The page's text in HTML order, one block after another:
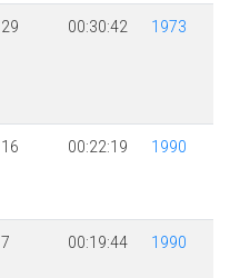
29 00:30:42 1973
16 00:22:19 1990
7 00:19:44 1990